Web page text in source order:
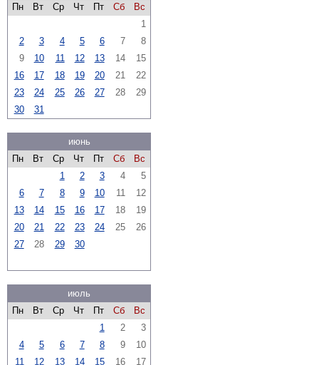
Пн
Вт Ср Чт Пт Сб
Вс
1
2
3 4 5 6 7
8
9
10 11 12 13 14
15
16
17 18 19 20 21
22
23
24 25 26 27 28
29
30
31
июнь
Пн
Вт Ср Чт Пт Сб
Вс
1
2 3 4
5
6
7 8 9 10 11
12
13
14 15 16 17 18
19
20
21 22 23 24 25
26
27
28 29 30
июль
Пн
Вт Ср Чт Пт Сб
Вс
1
2
3
4
5 6 7 8 9
10
11
12 13 14 15 16
17